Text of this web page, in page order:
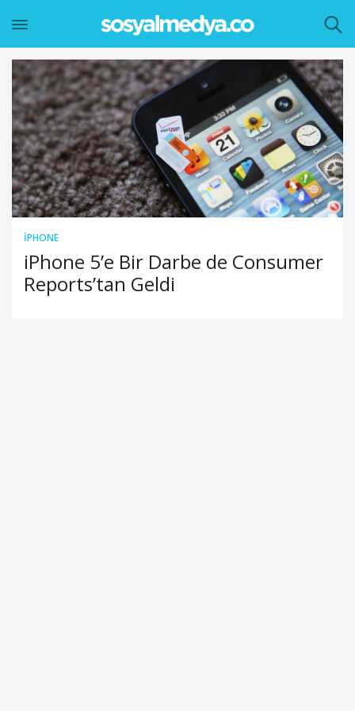
IPHONE
iPhone 5’e Bir Darbe de Consumer
Reports’tan Geldi